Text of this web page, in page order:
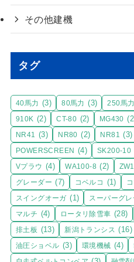
その他建機
タグ
40馬力 (3) 80馬力 (3) 250馬力
910K (2) CT-80 (2) MG430
NR41 (3) NR80 (2) NR81 (3)
POWERSCREEN (4) SK200-10
Vプラウ (4) WA100-8 (2)
グレーダー (7) コベルコ (1)
スイングオーガ (1) スーパーグレ
マルチ (4) ロータリ除雪車 (28)
排土板 (13) 新潟トランシス (16)
油圧ショベル (3) 環境機械 (4)